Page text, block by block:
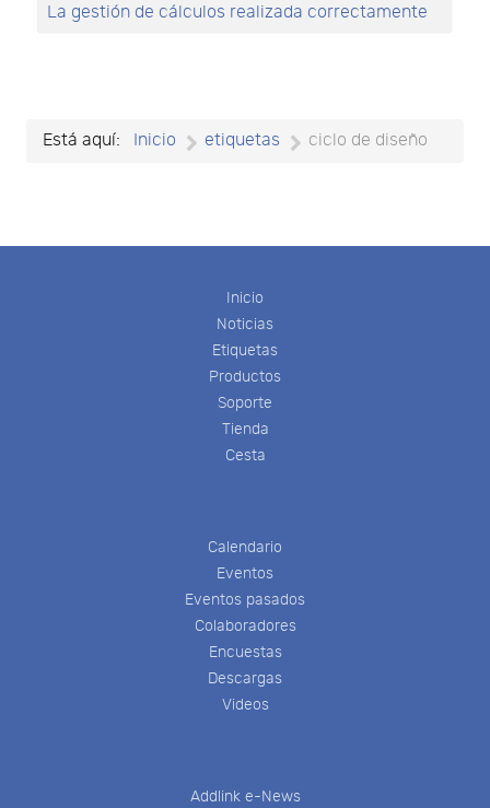
La gestión de cálculos realizada correctamente
Está aquí: Inicio etiquetas ciclo de diseño
Inicio
Noticias
Etiquetas
Productos
Soporte
Tienda
Cesta
Calendario
Eventos
Eventos pasados
Colaboradores
Encuestas
Descargas
Videos
Addlink e-News